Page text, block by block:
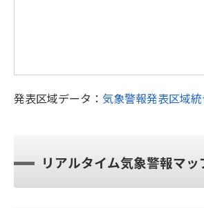
発表区域データ： 気象警報発表区域
リアルタイム気象警報マッ